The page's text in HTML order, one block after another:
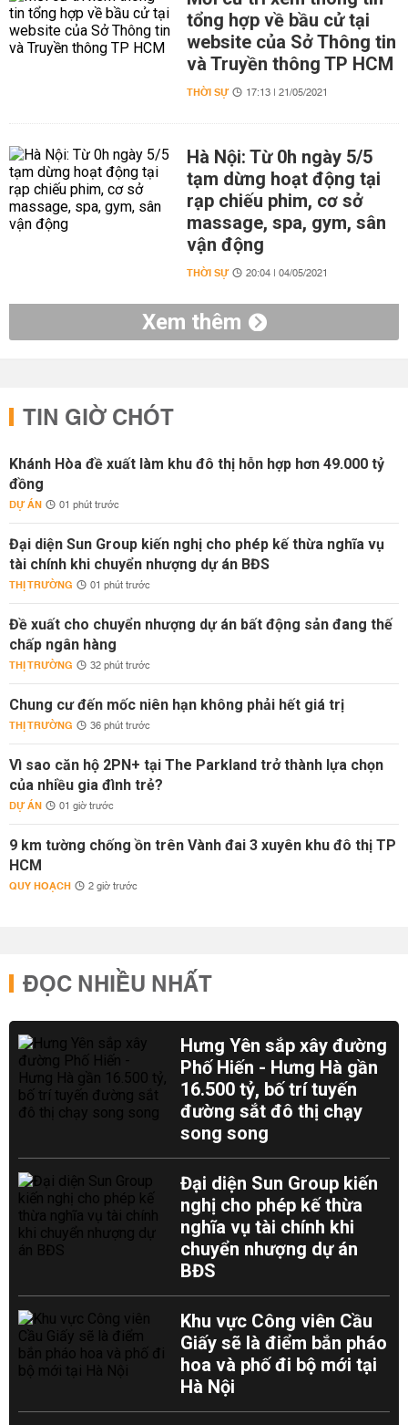
tổng hợp về bầu cử tại
website của Sở Thông tin
và Truyền thông TP HCM
THỜI SỰ 17:13 | 21/05/2021
Hà Nội: Từ 0h ngày 5/5
tạm dừng hoạt động tại
rạp chiếu phim, cơ sở
massage, spa, gym, sân
vận động
THỜI SỰ 20:04 | 04/05/2021
Xem thêm
TIN GIỜ CHÓT
Khánh Hòa đề xuất làm khu đô thị hỗn hợp hơn 49.000 tỷ
đồng
DỰ ÁN 01 phút trước
Đại diện Sun Group kiến nghị cho phép kế thừa nghĩa vụ
tài chính khi chuyển nhượng dự án BĐS
THỊ TRƯỜNG 01 phút trước
Đề xuất cho chuyển nhượng dự án bất động sản đang thế
chấp ngân hàng
THỊ TRƯỜNG 32 phút trước
Chung cư đến mốc niên hạn không phải hết giá trị
THỊ TRƯỜNG 36 phút trước
Vì sao căn hộ 2PN+ tại The Parkland trở thành lựa chọn
của nhiều gia đình trẻ?
DỰ ÁN 01 giờ trước
9 km tường chống ồn trên Vành đai 3 xuyên khu đô thị TP
HCM
QUY HOẠCH 2 giờ trước
ĐỌC NHIỀU NHẤT
Hưng Yên sắp xây đường
Phố Hiến - Hưng Hà gần
16.500 tỷ, bố trí tuyến
đường sắt đô thị chạy
song song
Đại diện Sun Group kiến
nghị cho phép kế thừa
nghĩa vụ tài chính khi
chuyển nhượng dự án
BĐS
Khu vực Công viên Cầu
Giấy sẽ là điểm bắn pháo
hoa và phố đi bộ mới tại
Hà Nội